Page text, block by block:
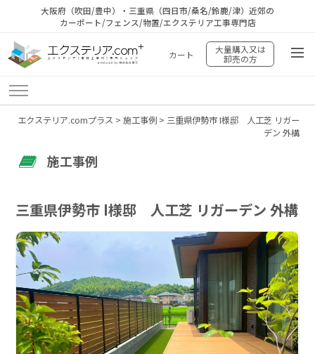
大阪府（吹田/豊中）・三重県（四日市/桑名/鈴鹿/津）近郊の
カーポート/フェンス/物置/エクステリア工事専門店
カート
大量購入又は
卸売の方
エクステリア.comプラス > 施工事例> 三重県伊勢市 I様邸 人工芝 リガー
デン 外構
施工事例
三重県伊勢市 I様邸 人工芝 リガーデン 外構